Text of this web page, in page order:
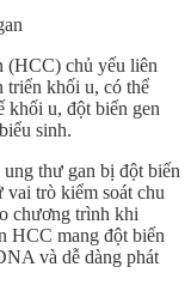
(HCC) chủ yếu liên
triển khối u, có thể
khối u, đột biến gen
sinh.
thư gan bị đột biến
vai trò kiểm soát chu
chương trình khi
HCC mang đột biến
và dễ dàng phát